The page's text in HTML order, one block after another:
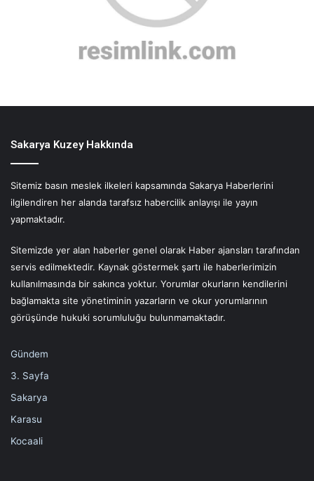
Sakarya Kuzey Hakkında
Sitemiz basın meslek ilkeleri kapsamında Sakarya Haberlerini
ilgilendiren her alanda tarafsız habercilik anlayışı ile yayın
yapmaktadır.
Sitemizde yer alan haberler genel olarak Haber ajansları tarafından
servis edilmektedir. Kaynak göstermek şartı ile haberlerimizin
kullanılmasında bir sakınca yoktur. Yorumlar okurların kendilerini
bağlamakta site yönetiminin yazarların ve okur yorumlarının
görüşünde hukuki sorumluluğu bulunmamaktadır.
Gündem
3. Sayfa
Sakarya
Karasu
Kocaali